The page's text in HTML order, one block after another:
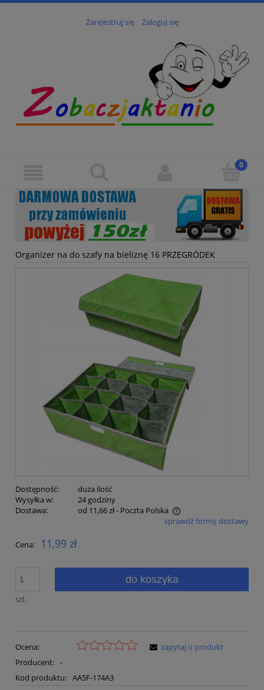
Zarejestruj się Zaloguj się
Organizer na do szafy na bieliznę 16 PRZEGRÓDEK
Dostępność:
duża ilość
Wysyłka w:
24 godziny
Dostawa:
od 11,66 zł- Poczta Polska
Cena nie zawiera ewentualnych kosztów płatnościsprawdź formy dostawy
Cena: 11,99 zł
szt.
do koszyka
Ocena:
Producent: -
Kod produktu: AA5F-174A3
zapytaj o produkt